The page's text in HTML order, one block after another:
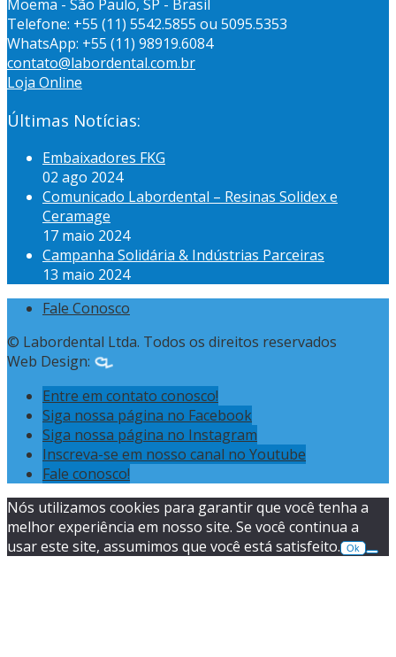
Moema - São Paulo, SP - Brasil
Telefone: +55 (11) 5542.5855 ou 5095.5353
WhatsApp: +55 (11) 98919.6084
contato@labordental.com.br
Loja Online
Últimas Notícias:
Embaixadores FKG
02 ago 2024
Comunicado Labordental – Resinas Solidex e
Ceramage
17 maio 2024
Campanha Solidária & Indústrias Parceiras
13 maio 2024
Fale Conosco
© Labordental Ltda. Todos os direitos reservados
Web Design:
Entre em contato conosco!
Siga nossa página no Facebook
Siga nossa página no Instagram
Inscreva-se em nosso canal no Youtube
Fale conosco!
Nós utilizamos cookies para garantir que você tenha a
melhor experiência em nosso site. Se você continua a
usar este site, assumimos que você está satisfeito.
Ok